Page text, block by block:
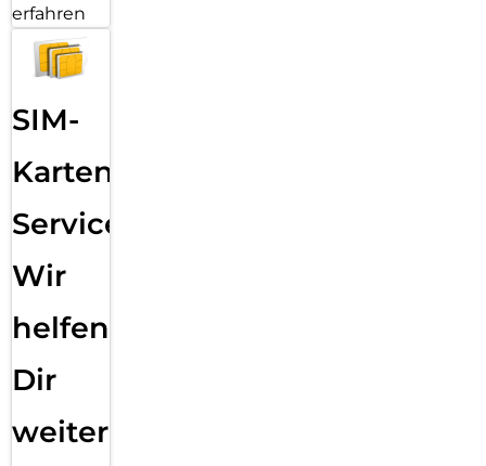
erfahren
SIM-
Karten
Service:
Wir
helfen
Dir
weiter